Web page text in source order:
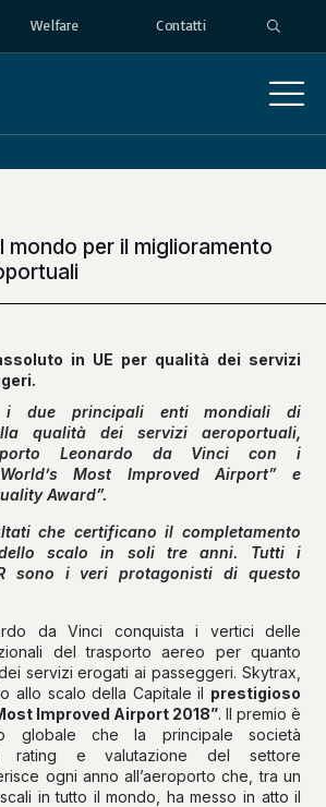
Welfare Contatti
mondo per il miglioramento
in UE per qualità dei servizi
i due principali enti mondiali di
qualità dei servizi aeroportuali,
Leonardo da Vinci con i
Most Improved Airport” e
Award”.
che certificano il completamento
scalo in soli tre anni. Tutti i
sono i veri protagonisti di questo
da Vinci conquista i vertici delle
del trasporto aereo per quanto
servizi erogati ai passeggeri. Skytrax,
allo scalo della Capitale il prestigioso
Improved Airport 2018”. Il premio è
globale che la principale società
rating e valutazione del settore
ogni anno all’aeroporto che, tra un
in tutto il mondo, ha messo in atto il